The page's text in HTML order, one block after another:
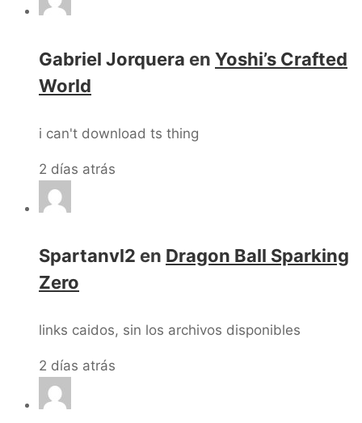
Gabriel Jorquera en Yoshi’s Crafted
World
i can't download ts thing
2 días atrás
Spartanvl2 en Dragon Ball Sparking
Zero
links caidos, sin los archivos disponibles
2 días atrás